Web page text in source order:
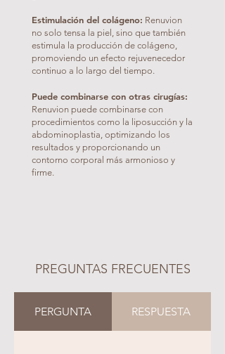
Estimulación del colágeno: Renuvion
no solo tensa la piel, sino que también
estimula la producción de colágeno,
promoviendo un efecto rejuvenecedor
continuo a lo largo del tiempo.
Puede combinarse con otras cirugías:
Renuvion puede combinarse con
procedimientos como la liposucción y la
abdominoplastia, optimizando los
resultados y proporcionando un
contorno corporal más armonioso y
firme.
PREGUNTAS FRECUENTES
PERGUNTA RESPUESTA